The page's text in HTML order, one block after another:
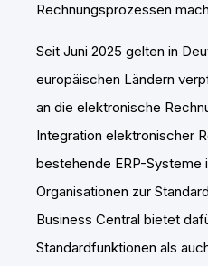
Rechnungsprozessen
Seit Juni 2025 gelten in
europäischen Ländern
an die elektronische
Integration elektronischer
bestehende ERP-Systeme
Organisationen zur
Business Central bietet
Standardfunktionen als